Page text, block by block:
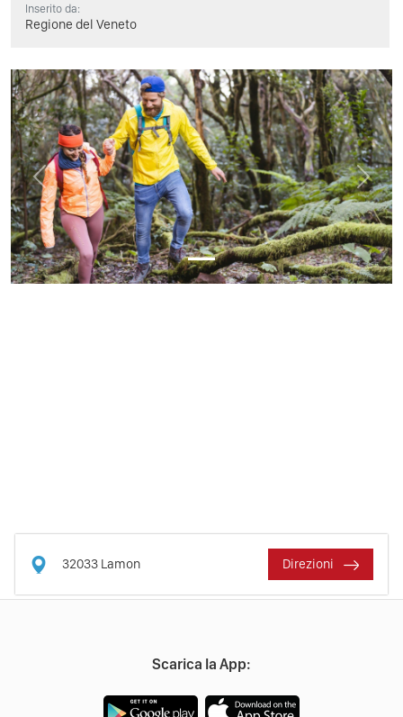
Inserito da:
Regione del Veneto
Previous Next
32033 Lamon Direzioni
Scarica la App: